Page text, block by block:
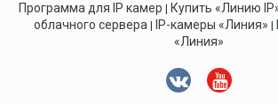
Программа для IP камер | Купить «Линию
облачного сервера | IP-камеры «Линия» |
«Линия»